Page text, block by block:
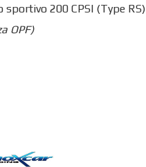
200 CPSI (Type RS)
OPF)